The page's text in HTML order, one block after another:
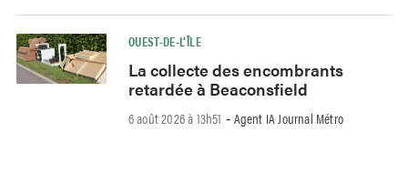
OUEST-DE-L’ÎLE
La collecte des encombrants
retardée à Beaconsfield
6 août 2026 à 13h51 - Agent IA Journal Métro